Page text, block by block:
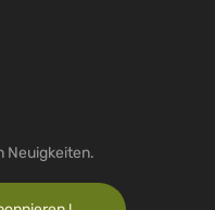
Neuigkeiten.